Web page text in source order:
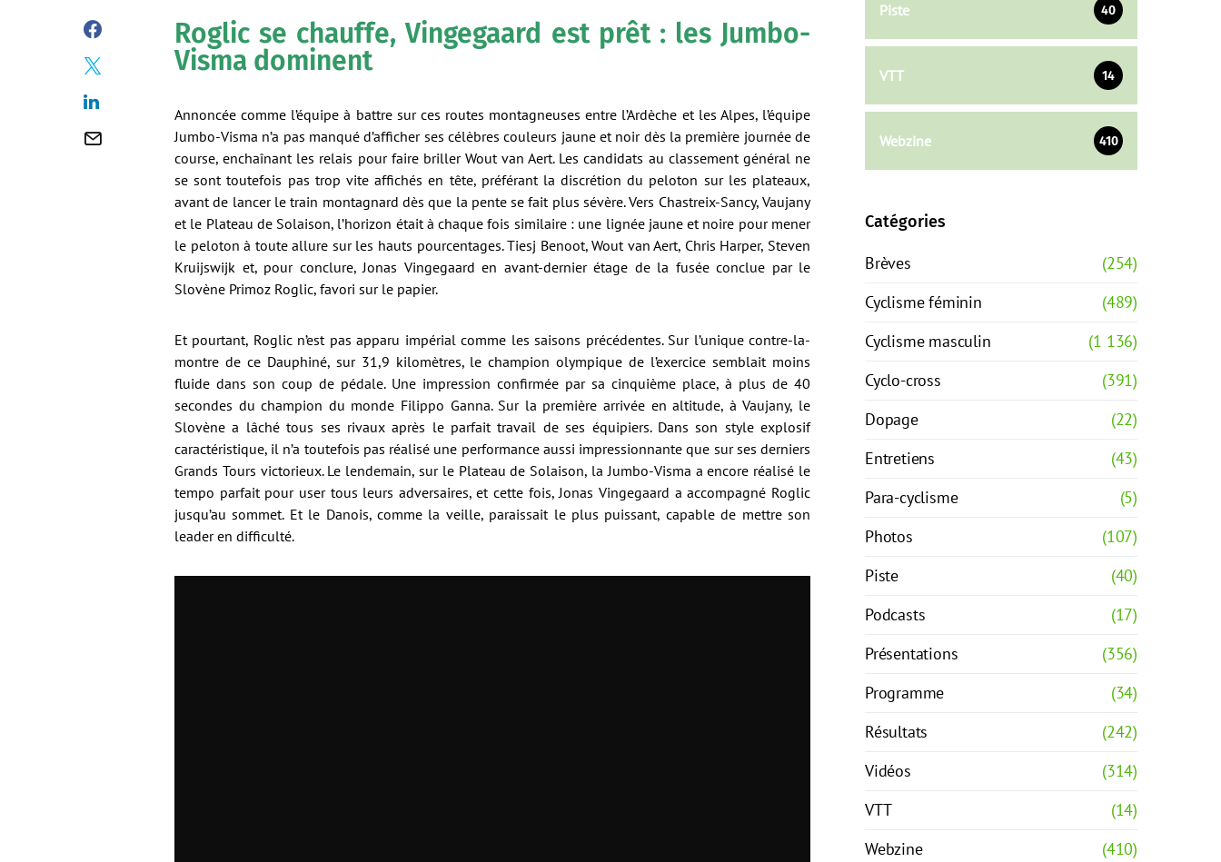
Roglic se chauffe, Vingegaard est prêt : les Jumbo-
Visma dominent
Annoncée comme l’équipe à battre sur ces routes montagneuses entre l’Ardèche et les Alpes, l’équipe
Jumbo-Visma n’a pas manqué d’afficher ses célèbres couleurs jaune et noir dès la première journée de
course, enchaînant les relais pour faire briller Wout van Aert. Les candidats au classement général ne
se sont toutefois pas trop vite affichés en tête, préférant la discrétion du peloton sur les plateaux,
avant de lancer le train montagnard dès que la pente se fait plus sévère. Vers Chastreix-Sancy, Vaujany
et le Plateau de Solaison, l’horizon était à chaque fois similaire : une lignée jaune et noire pour mener
le peloton à toute allure sur les hauts pourcentages. Tiesj Benoot, Wout van Aert, Chris Harper, Steven
Kruijswijk et, pour conclure, Jonas Vingegaard en avant-dernier étage de la fusée conclue par le
Slovène Primoz Roglic, favori sur le papier.
Et pourtant, Roglic n’est pas apparu impérial comme les saisons précédentes. Sur l’unique contre-la-
montre de ce Dauphiné, sur 31,9 kilomètres, le champion olympique de l’exercice semblait moins
fluide dans son coup de pédale. Une impression confirmée par sa cinquième place, à plus de 40
secondes du champion du monde Filippo Ganna. Sur la première arrivée en altitude, à Vaujany, le
Slovène a lâché tous ses rivaux après le parfait travail de ses équipiers. Dans son style explosif
caractéristique, il n’a toutefois pas réalisé une performance aussi impressionnante que sur ses derniers
Grands Tours victorieux. Le lendemain, sur le Plateau de Solaison, la Jumbo-Visma a encore réalisé le
tempo parfait pour user tous leurs adversaires, et cette fois, Jonas Vingegaard a accompagné Roglic
jusqu’au sommet. Et le Danois, comme la veille, paraissait le plus puissant, capable de mettre son
leader en difficulté.
Piste 40
VTT 14
Webzine 410
Catégories
Brèves
(254)
Cyclisme féminin
(489)
Cyclisme masculin
(1 136)
Cyclo-cross
(391)
Dopage
(22)
Entretiens
(43)
Para-cyclisme
(5)
Photos
(107)
Piste
(40)
Podcasts
(17)
Présentations
(356)
Programme
(34)
Résultats
(242)
Vidéos
(314)
VTT
(14)
Webzine
(410)